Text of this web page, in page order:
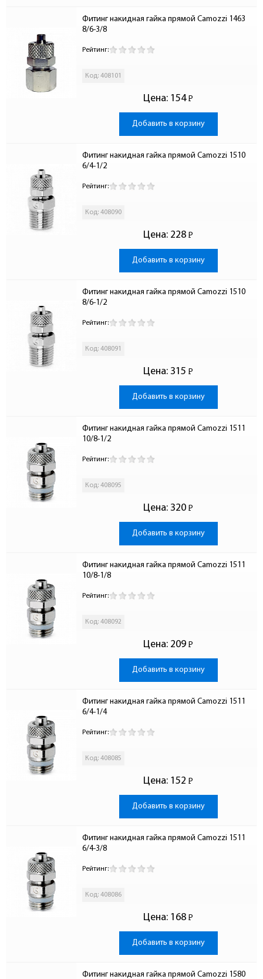
Фитинг накидная гайка прямой Camozzi 1463
8/6-3/8
Рейтинг:
Код: 408101
Цена: 154 Р
-
Добавить в корзину
Фитинг накидная гайка прямой Camozzi 1510
6/4-1/2
Рейтинг:
Код: 408090
Цена: 228 Р
-
Добавить в корзину
Фитинг накидная гайка прямой Camozzi 1510
8/6-1/2
Рейтинг:
Код: 408091
Цена: 315 Р
-
Добавить в корзину
Фитинг накидная гайка прямой Camozzi 1511
10/8-1/2
Рейтинг:
Код: 408095
Цена: 320 Р
-
Добавить в корзину
Фитинг накидная гайка прямой Camozzi 1511
10/8-1/8
Рейтинг:
Код: 408092
Цена: 209 Р
-
Добавить в корзину
Фитинг накидная гайка прямой Camozzi 1511
6/4-1/4
Рейтинг:
Код: 408085
Цена: 152 Р
-
Добавить в корзину
Фитинг накидная гайка прямой Camozzi 1511
6/4-3/8
Рейтинг:
Код: 408086
Цена: 168 Р
-
Добавить в корзину
Фитинг накидная гайка прямой Camozzi 1580